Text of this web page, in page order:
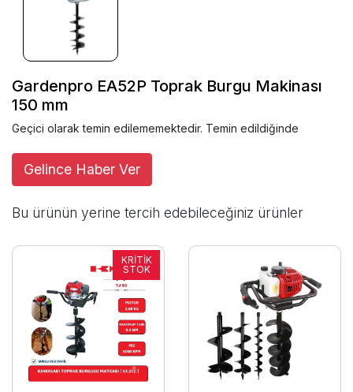
Gardenpro EA52P Toprak Burgu Makinası
150 mm
Geçici olarak temin edilememektedir. Temin edildiğinde
Gelince Haber Ver
Bu ürünün yerine tercih edebileceğiniz ürünler